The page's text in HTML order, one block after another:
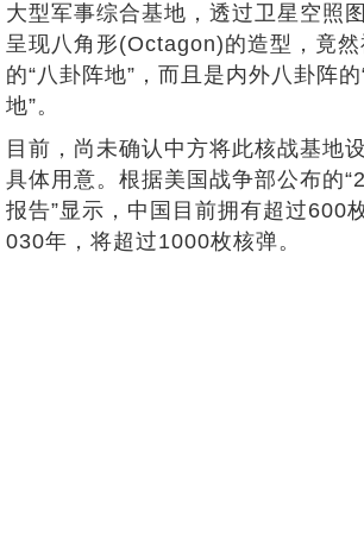
大型军事综合基地，透过卫星空照
呈现八角形(Octagon)的造型，竟
的“八卦阵地”，而且是内外八卦阵
地”。
目前，尚未确认中方将此核战基地
具体用意。根据美国战争部公布的
报告”显示，中国目前拥有超过600
030年，将超过1000枚核弹。